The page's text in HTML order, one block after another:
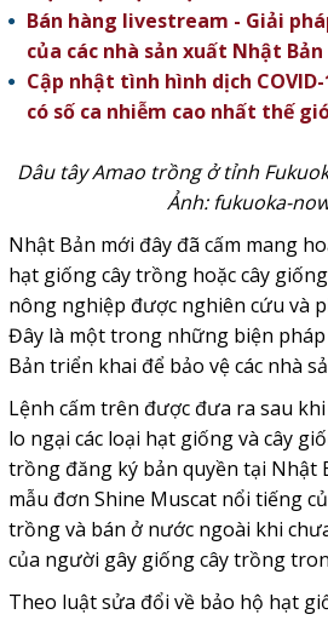
Bán hàng livestream - Giải
của các nhà sản xuất Nhật Bản
Cập nhật tình hình dịch
có số ca nhiễm cao nhất thế
Dâu tây Amao trồng ở tỉnh
Ảnh: fukuoka-
Nhật Bản mới đây đã cấm mang
hạt giống cây trồng hoặc cây
nông nghiệp được nghiên cứu và
Đây là một trong những biện
Bản triển khai để bảo vệ các nhà
Lệnh cấm trên được đưa ra sau
lo ngại các loại hạt giống và cây
trồng đăng ký bản quyền tại Nhật
mẫu đơn Shine Muscat nổi tiếng
trồng và bán ở nước ngoài khi
của người gây giống cây trồng
Theo luật sửa đổi về bảo hộ hạt